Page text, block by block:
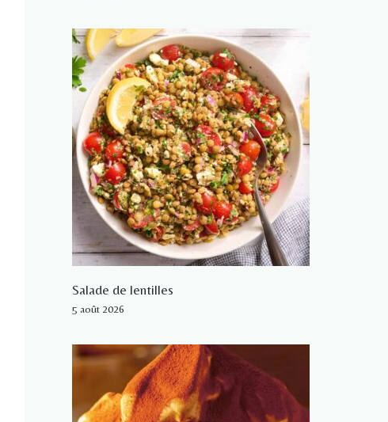
Salade de lentilles
5 août 2026